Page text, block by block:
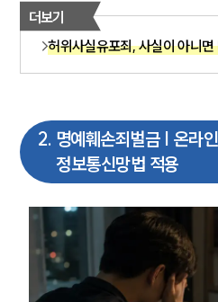
더보기
허위사실유포죄, 사실이 아니
2. 명예훼손죄벌금 | 온라
정보통신망법 적용